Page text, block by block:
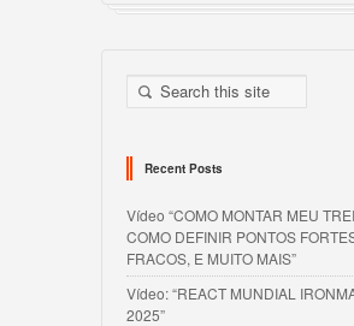
Recent Posts
Vídeo “COMO MONTAR MEU
COMO DEFINIR PONTOS
FRACOS, E MUITO MAIS”
Vídeo: “REACT MUNDIAL
2025”